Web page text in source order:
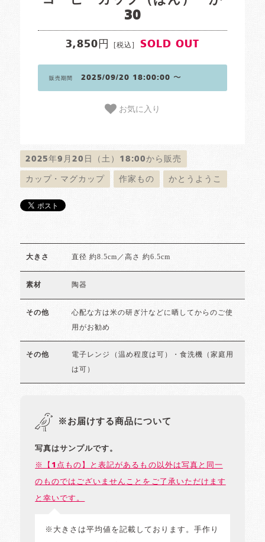
30
3,850円 [税込] SOLD OUT
販売期間 2025/09/20 18:00:00 〜
お気に入り
2025年9月20日（土）18:00から販売
カップ・マグカップ 作家もの かとうようこ
大きさ 直径 約8.5cm／高さ 約6.5cm
素材 陶器
その他 心配な方は米の研ぎ汁などに晒してからのご使
用がお勧め
その他 電子レンジ（温め程度は可）・食洗機（家庭用
は可）
※お届けする商品について
写真はサンプルです。
※【1点もの】と表記があるもの以外は写真と同一
のものではございませんことをご了承いただけます
と幸いです。
※大きさは平均値を記載しております。手作り